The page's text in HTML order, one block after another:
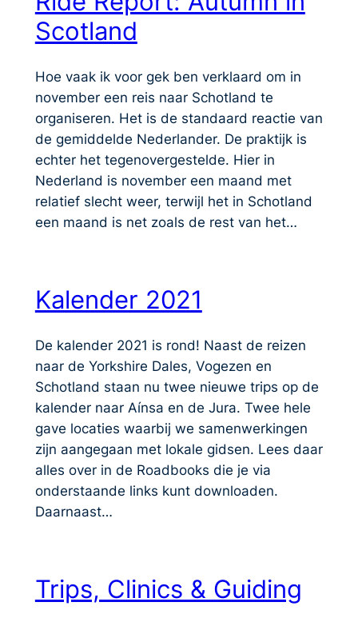
Scotland
Hoe vaak ik voor gek ben verklaard om in
november een reis naar Schotland te
organiseren. Het is de standaard reactie van
de gemiddelde Nederlander. De praktijk is
echter het tegenovergestelde. Hier in
Nederland is november een maand met
relatief slecht weer, terwijl het in Schotland
een maand is net zoals de rest van het…
Kalender 2021
De kalender 2021 is rond! Naast de reizen
naar de Yorkshire Dales, Vogezen en
Schotland staan nu twee nieuwe trips op de
kalender naar Aínsa en de Jura. Twee hele
gave locaties waarbij we samenwerkingen
zijn aangegaan met lokale gidsen. Lees daar
alles over in de Roadbooks die je via
onderstaande links kunt downloaden.
Daarnaast…
Trips, Clinics & Guiding